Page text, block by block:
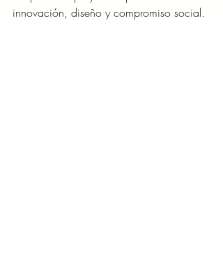
innovación, diseño y compromiso social.